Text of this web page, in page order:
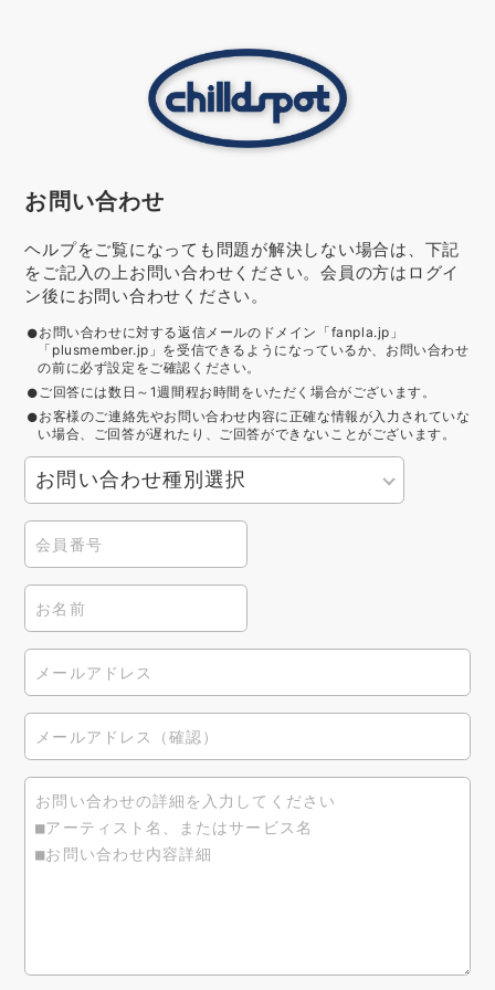
お問い合わせ
ヘルプをご覧になっても問題が解決しない場合は、下記
をご記入の上お問い合わせください。会員の方はログイ
ン後にお問い合わせください。
お問い合わせに対する返信メールのドメイン「fanpla.jp」
「plusmember.jp」を受信できるようになっているか、お問い合わせ
の前に必ず設定をご確認ください。
ご回答には数日～1週間程お時間をいただく場合がございます。
お客様のご連絡先やお問い合わせ内容に正確な情報が入力されていな
い場合、ご回答が遅れたり、ご回答ができないことがございます。